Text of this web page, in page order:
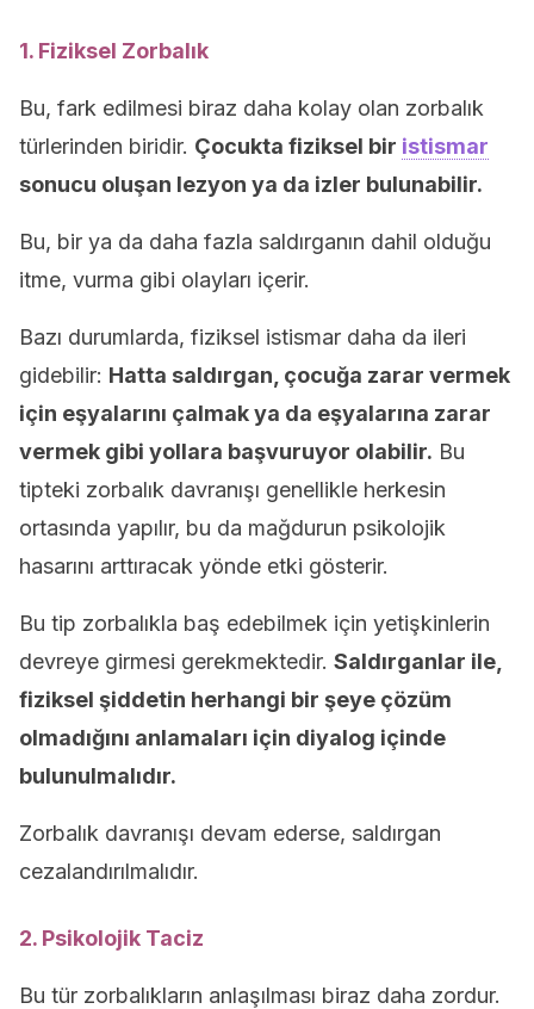
1. Fiziksel Zorbalık
Bu, fark edilmesi biraz daha kolay olan zorbalık
türlerinden biridir. Çocukta fiziksel bir istismar
sonucu oluşan lezyon ya da izler bulunabilir.
Bu, bir ya da daha fazla saldırganın dahil olduğu
itme, vurma gibi olayları içerir.
Bazı durumlarda, fiziksel istismar daha da ileri
gidebilir: Hatta saldırgan, çocuğa zarar vermek
için eşyalarını çalmak ya da eşyalarına zarar
vermek gibi yollara başvuruyor olabilir. Bu
tipteki zorbalık davranışı genellikle herkesin
ortasında yapılır, bu da mağdurun psikolojik
hasarını arttıracak yönde etki gösterir.
Bu tip zorbalıkla baş edebilmek için yetişkinlerin
devreye girmesi gerekmektedir. Saldırganlar ile,
fiziksel şiddetin herhangi bir şeye çözüm
olmadığını anlamaları için diyalog içinde
bulunulmalıdır.
Zorbalık davranışı devam ederse, saldırgan
cezalandırılmalıdır.
2. Psikolojik Taciz
Bu tür zorbalıkların anlaşılması biraz daha zordur.